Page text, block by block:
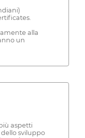
alla
un
aspetti
sviluppo